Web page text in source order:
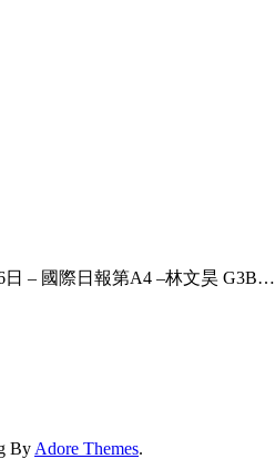
日 – 國際日報第A4 –林文昊 G3B…
By Adore Themes.